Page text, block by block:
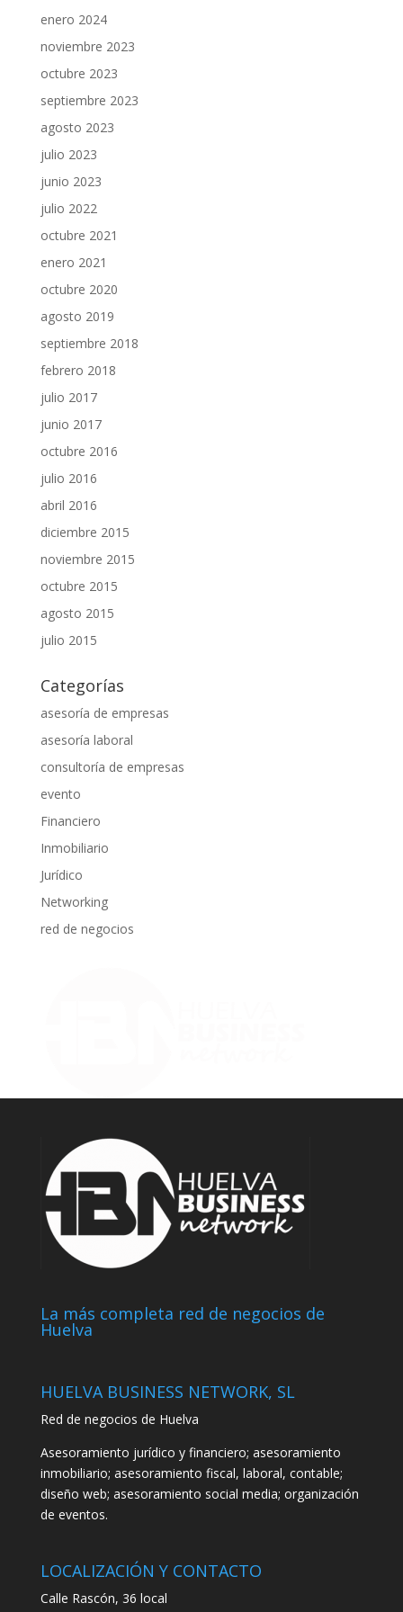
enero 2024
noviembre 2023
octubre 2023
septiembre 2023
agosto 2023
julio 2023
junio 2023
julio 2022
octubre 2021
enero 2021
octubre 2020
agosto 2019
septiembre 2018
febrero 2018
julio 2017
junio 2017
octubre 2016
julio 2016
abril 2016
diciembre 2015
noviembre 2015
octubre 2015
agosto 2015
julio 2015
Categorías
asesoría de empresas
asesoría laboral
consultoría de empresas
evento
Financiero
Inmobiliario
Jurídico
Networking
red de negocios
La más completa red de negocios de
Huelva
HUELVA BUSINESS NETWORK, SL
Red de negocios de Huelva
Asesoramiento jurídico y financiero; asesoramiento
inmobiliario; asesoramiento fiscal, laboral, contable;
diseño web; asesoramiento social media; organización
de eventos.
LOCALIZACIÓN Y CONTACTO
Calle Rascón, 36 local